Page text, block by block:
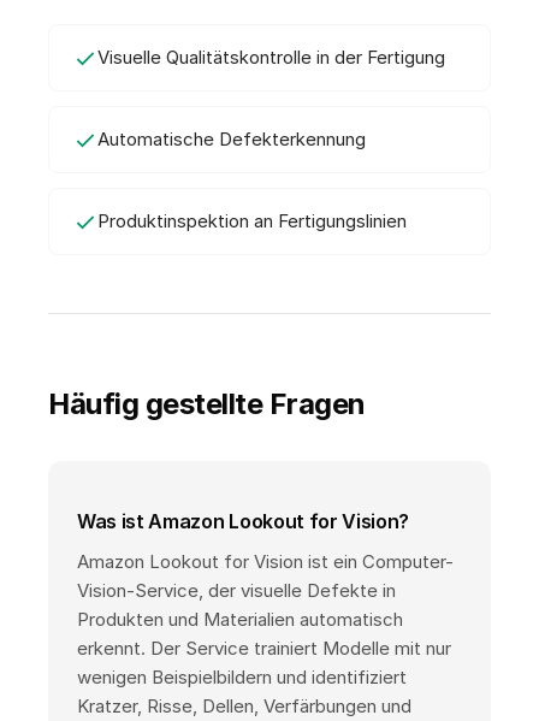
Visuelle Qualitätskontrolle in der Fertigung
Automatische Defekterkennung
Produktinspektion an Fertigungslinien
Häufig gestellte Fragen
Was ist Amazon Lookout for Vision?
Amazon Lookout for Vision ist ein Computer-
Vision-Service, der visuelle Defekte in
Produkten und Materialien automatisch
erkennt. Der Service trainiert Modelle mit nur
wenigen Beispielbildern und identifiziert
Kratzer, Risse, Dellen, Verfärbungen und